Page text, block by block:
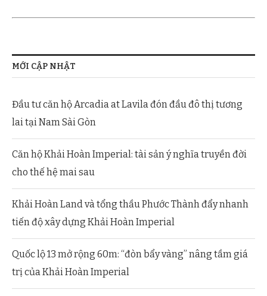
MỚI CẬP NHẬT
Đầu tư căn hộ Arcadia at Lavila đón đầu đô thị tương
lai tại Nam Sài Gòn
Căn hộ Khải Hoàn Imperial: tài sản ý nghĩa truyền đời
cho thế hệ mai sau
Khải Hoàn Land và tổng thầu Phước Thành đẩy nhanh
tiến độ xây dựng Khải Hoàn Imperial
Quốc lộ 13 mở rộng 60m: “đòn bẩy vàng” nâng tầm giá
trị của Khải Hoàn Imperial